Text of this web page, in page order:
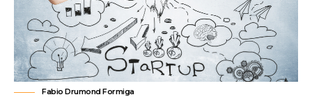
Fabio Drumond Formiga